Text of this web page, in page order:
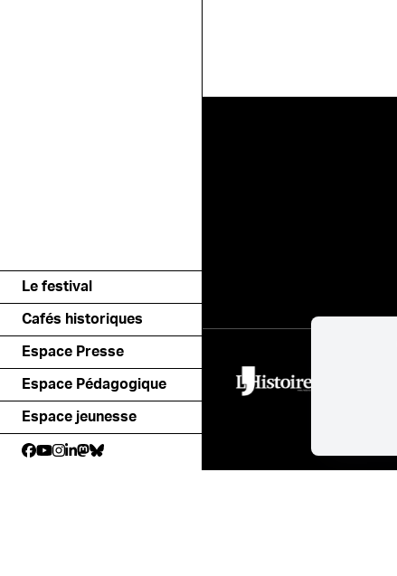
Le festival
Cafés historiques
Espace Presse
Espace Pédagogique
Espace jeunesse